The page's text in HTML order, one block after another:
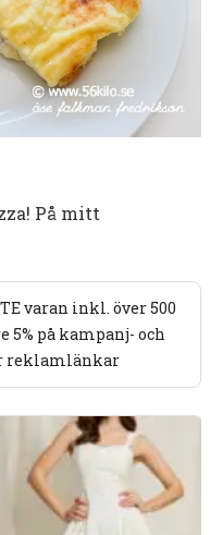
På mitt
varan inkl. över 500
5% på kampanj- och
reklamlänkar